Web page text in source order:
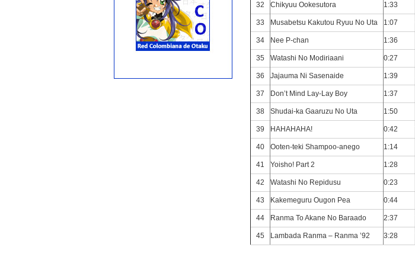
32 Chikyuu Ookesutora 1:33
33 Musabetsu Kakutou Ryuu No Uta 1:07
34 Nee P-chan 1:36
35 Watashi No Modiriaani 0:27
36 Jajauma Ni Sasenaide 1:39
37 Don’t Mind Lay-Lay Boy 1:37
38 Shudai-ka Gaaruzu No Uta 1:50
39 HAHAHAHA! 0:42
40 Ooten-teki Shampoo-anego 1:14
41 Yoisho! Part 2 1:28
42 Watashi No Repidusu 0:23
43 Kakemeguru Ougon Pea 0:44
44 Ranma To Akane No Baraado 2:37
45 Lambada Ranma – Ranma ’92 3:28